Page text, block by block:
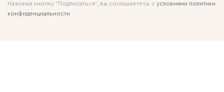
Нажимая кнопку “Подписаться”, вы соглашаетесь с условиями политики
конфиденциальности